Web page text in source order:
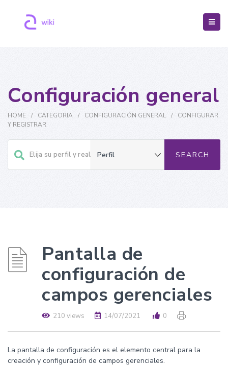
Configuración general
HOME / CATEGORIA / CONFIGURACIÓN GENERAL /
CONFIGURAR
Y REGISTRAR
Pantalla de
configuración de
campos gerenciales
210 views 14/07/2021 0
La pantalla de configuración es el elemento central para la
creación y configuración de campos gerenciales.